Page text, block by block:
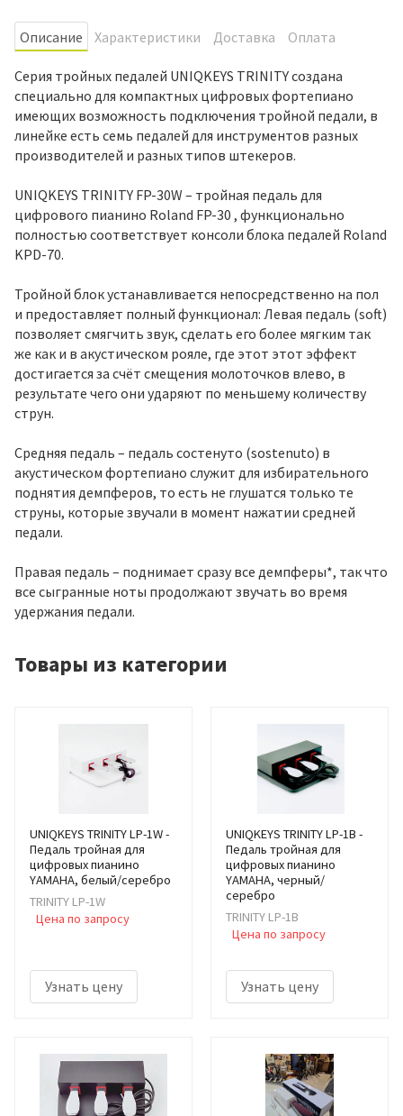
Oписание Характеристики Доставка Оплата
Серия тройных педалей UNIQKEYS TRINITY создана
специально для компактных цифровых фортепиано
имеющих возможность подключения тройной педали, в
линейке есть семь педалей для инструментов разных
производителей и разных типов штекеров.
UNIQKEYS TRINITY FP-30W – тройная педаль для
цифрового пианино Roland FP-30 , функционально
полностью соответствует консоли блока педалей Roland
KPD-70.
Тройной блок устанавливается непосредственно на пол
и предоставляет полный функционал: Левая педаль (soft)
позволяет смягчить звук, сделать его более мягким так
же как и в акустическом рояле, где этот этот эффект
достигается за счёт смещения молоточков влево, в
результате чего они ударяют по меньшему количеству
струн.
Средняя педаль – педаль состенуто (sostenuto) в
акустическом фортепиано служит для избирательного
поднятия демпферов, то есть не глушатся только те
струны, которые звучали в момент нажатии средней
педали.
Правая педаль – поднимает сразу все демпферы*, так что
все сыгранные ноты продолжают звучать во время
удержания педали.
Товары из категории
UNIQKEYS TRINITY LP-1W -
Педаль тройная для
цифровых пианино
YAMAHA, белый/серебро
TRINITY LP-1W
Цена по запросу
Узнать цену
UNIQKEYS TRINITY LP-1B -
Педаль тройная для
цифровых пианино
YAMAHA, черный/
серебро
TRINITY LP-1B
Цена по запросу
Узнать цену